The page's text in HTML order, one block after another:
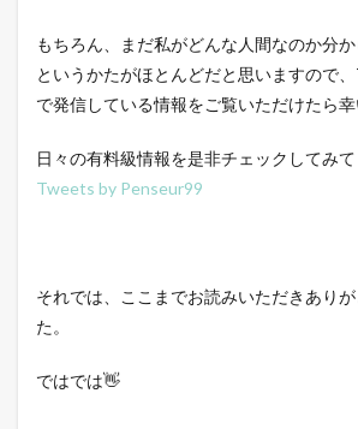
もちろん、まだ私がどんな人間なのか分か
というかたがほとんどだと思いますので
で発信している情報をご覧いただけたら幸
日々の有料級情報を是非チェックしてみて
Tweets by Penseur99
それでは、ここまでお読みいただきあり
た。
ではでは👋